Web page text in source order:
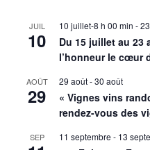
JUIL
10
10 juillet-8 h 00 min -
Du 15 juillet au 23
l’honneur le cœur
AOÛT
29
29 août-30 août
« Vignes vins
rendez-vous des
SEP 11 septembre - 13